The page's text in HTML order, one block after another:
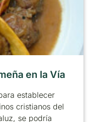
en la Vía
establecer
cristianos del
se podría